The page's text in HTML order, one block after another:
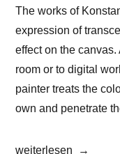
The works of
expression of
effect on the
room or to digital
painter treats the
own and penetrate
„Konstantin
weiterlesen